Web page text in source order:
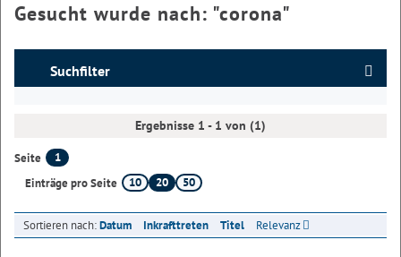
Gesucht wurde nach: "corona"
Suchfilter
Ergebnisse 1 - 1 von (1)
Seite
1
Einträge pro Seite
10 20 50
Sortieren nach:Datum Inkrafttreten Titel Relevanz